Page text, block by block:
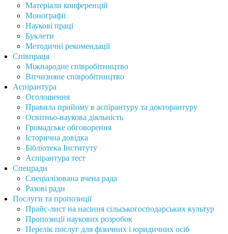
Матеріали конференцій
Монографії
Наукові праці
Буклети
Методичні рекомендації
Співпраця
Міжнародне співробітництво
Вітчизняне співробітництво
Аспірантура
Оголошення
Правила прийому в аспірантуру та докторантуру
Освітньо-наукова діяльність
Громадське обговорення
Історична довідка
Бібліотека Інституту
Аспірантура тест
Спецради
Спеціалізована вчена рада
Разові ради
Послуги та пропозиції
Прайс-лист на насіння сільськогосподарських культур
Пропозиції наукових розробок
Перелік послуг для фізичних і юридичних осіб